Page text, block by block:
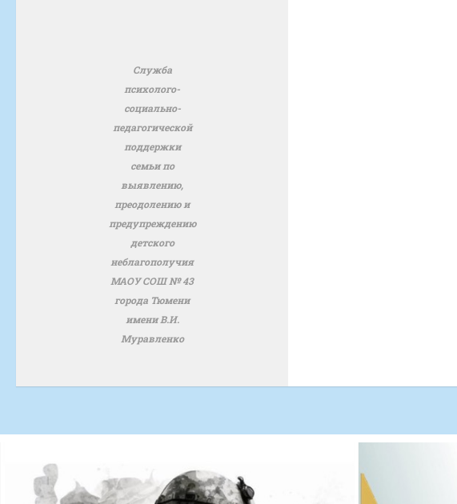
Служба
психолого-
социально-
педагогической
поддержки
семьи по
выявлению,
преодолению и
предупреждению
детского
неблагополучия
МАОУ СОШ № 43
города Тюмени
имени В.И.
Муравленко